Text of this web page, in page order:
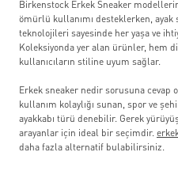
Birkenstock Erkek Sneaker
ömürlü kullanımı desteklerken, ayak
teknolojileri sayesinde her yaşa ve
Koleksiyonda yer alan ürünler, hem
kullanıcıların stiline uyum sağlar.
Erkek sneaker nedir sorusuna cevap
kullanım kolaylığı sunan, spor ve
ayakkabı türü denebilir. Gerek
arayanlar için ideal bir seçimdir.
daha fazla alternatif bulabilirsiniz.